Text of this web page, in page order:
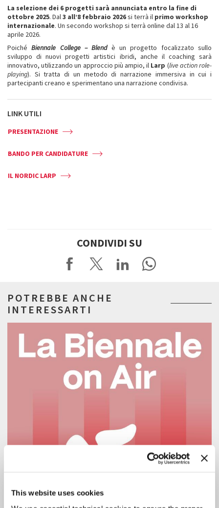
This website uses cookies
La selezione dei 6 progetti sarà annunciata entro la fine di
ottobre 2025. Dal3 all’8 febbraio 2026si terrà il primo workshop
internazionale. Un secondo workshop si terrà online dal 13 al 16
aprile 2026.
PoichéBiennale College – Blendè un progetto focalizzato sullo
sviluppo di nuovi progetti artistici ibridi, anche il coaching sarà
innovativo, utilizzando un approccio più ampio, il Larp (live action role-
playing). Si tratta di un metodo di narrazione immersiva in cui i
partecipanti creano e sperimentano una narrazione condivisa.
LINK UTILI
PRESENTAZIONE
BANDO PER CANDIDATURE
IL NORDIC LARP
CONDIVIDI SU
POTREBBE ANCHE
INTERESSARTI